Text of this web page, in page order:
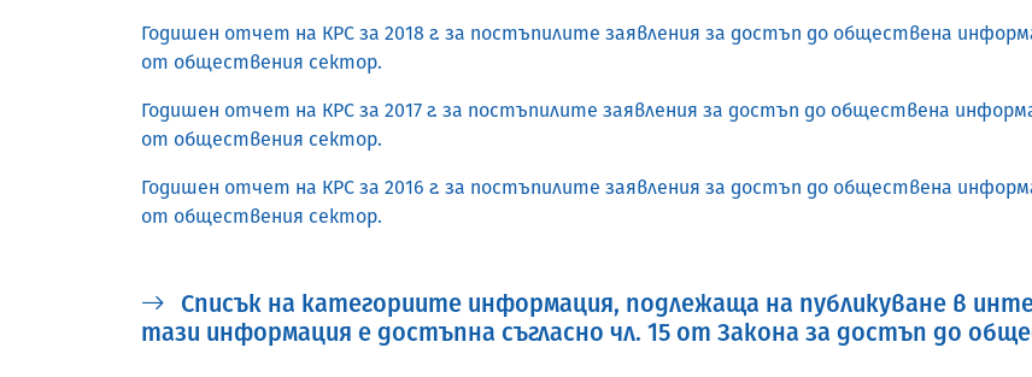
Годишен отчет на КРС за 2018 г. за постъпилите заявления за достъп до обществена
от обществения сектор.
Годишен отчет на КРС за 2017 г. за постъпилите заявления за достъп до обществена
от обществения сектор.
Годишен отчет на КРС за 2016 г. за постъпилите заявления за достъп до обществена
от обществения сектор.
Списък на категориите информация, подлежаща на публикуване в
тази информация е достъпна съгласно чл. 15 от Закона за достъп до